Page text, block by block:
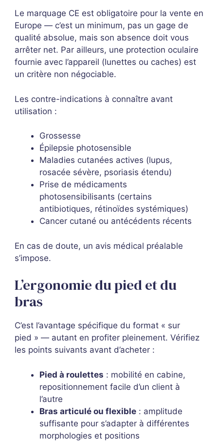
Le marquage CE est obligatoire pour la vente en
Europe — c’est un minimum, pas un gage de
qualité absolue, mais son absence doit vous
arrêter net. Par ailleurs, une protection oculaire
fournie avec l’appareil (lunettes ou caches) est
un critère non négociable.
Les contre-indications à connaître avant
utilisation :
Grossesse
Épilepsie photosensible
Maladies cutanées actives (lupus,
rosacée sévère, psoriasis étendu)
Prise de médicaments
photosensibilisants (certains
antibiotiques, rétinoïdes systémiques)
Cancer cutané ou antécédents récents
En cas de doute, un avis médical préalable
s’impose.
L’ergonomie du pied et du
bras
C’est l’avantage spécifique du format « sur
pied » — autant en profiter pleinement. Vérifiez
les points suivants avant d’acheter :
Pied à roulettes : mobilité en cabine,
repositionnement facile d’un client à
l’autre
Bras articulé ou flexible : amplitude
suffisante pour s’adapter à différentes
morphologies et positions